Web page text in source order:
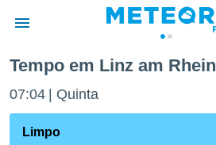
da
foi
Tempo em Linz am Rhein
07:04 Quinta
Limpo